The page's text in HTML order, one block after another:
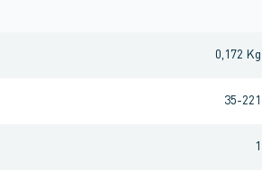
0,172 Kg
35-221
1